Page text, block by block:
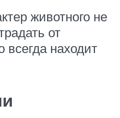
животного не
от
всегда находит